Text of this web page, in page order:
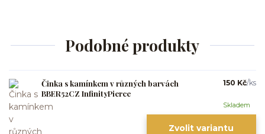
Podobné produkty
Činka s kamínkem v různých barvách
BBER52CZ InfinityPierce
150 Kč/ks
Skladem
Zvolit variantu